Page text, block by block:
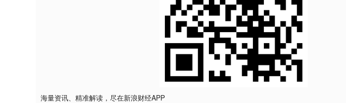
海量资讯、精准解读，尽在新浪财经APP